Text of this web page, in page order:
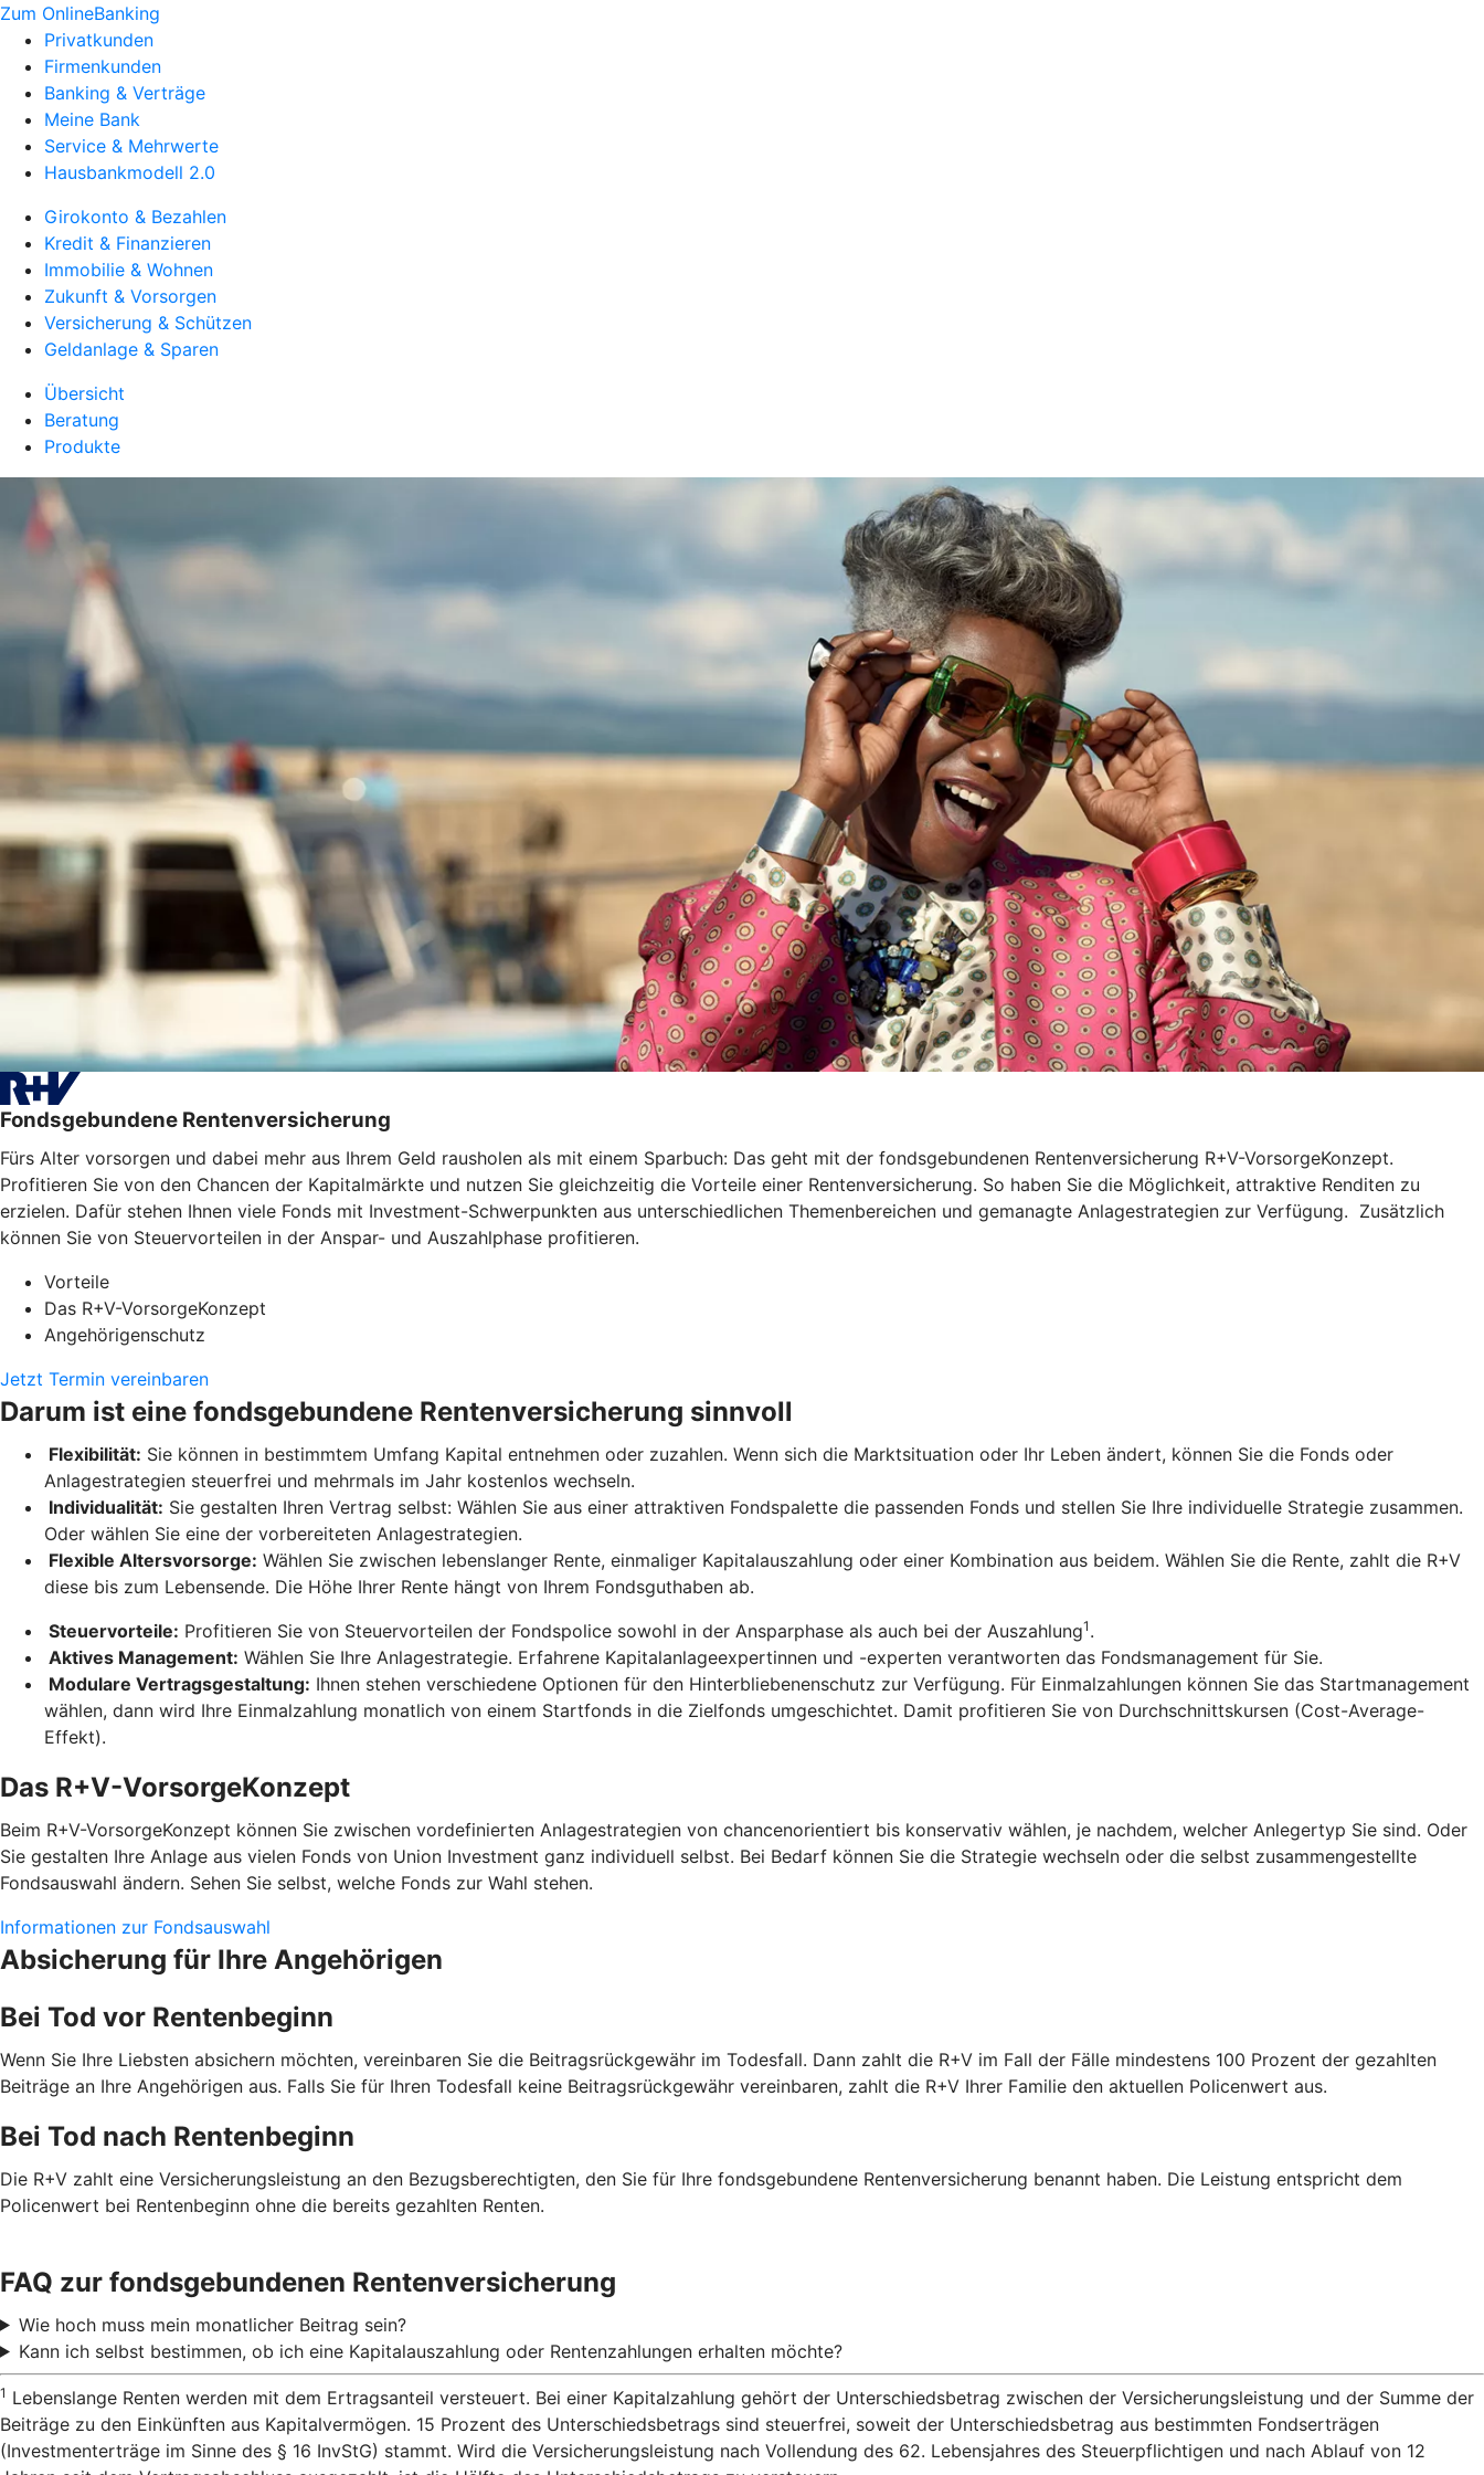
Zum OnlineBanking
Privatkunden
Firmenkunden
Banking & Verträge
Meine Bank
Service & Mehrwerte
Hausbankmodell 2.0
Girokonto & Bezahlen
Kredit & Finanzieren
Immobilie & Wohnen
Zukunft & Vorsorgen
Versicherung & Schützen
Geldanlage & Sparen
Übersicht
Beratung
Produkte
Fondsgebundene Rentenversicherung
Fürs Alter vorsorgen und dabei mehr aus Ihrem Geld rausholen als mit einem Sparbuch: Das geht mit der fondsgebundenen Rentenversicherung R+V-VorsorgeKonzept.
Profitieren Sie von den Chancen der Kapitalmärkte und nutzen Sie gleichzeitig die Vorteile einer Rentenversicherung. So haben Sie die Möglichkeit, attraktive Renditen zu
erzielen. Dafür stehen Ihnen viele Fonds mit Investment-Schwerpunkten aus unterschiedlichen Themenbereichen und gemanagte Anlagestrategien zur Verfügung. Zusätzlich
können Sie von Steuervorteilen in der Anspar- und Auszahlphase profitieren.
Vorteile
Das R+V-VorsorgeKonzept
Angehörigenschutz
Jetzt Termin vereinbaren
Darum ist eine fondsgebundene Rentenversicherung sinnvoll
Flexibilität: Sie können in bestimmtem Umfang Kapital entnehmen oder zuzahlen. Wenn sich die Marktsituation oder Ihr Leben ändert, können Sie die Fonds oder
Anlagestrategien steuerfrei und mehrmals im Jahr kostenlos wechseln.
Individualität: Sie gestalten Ihren Vertrag selbst: Wählen Sie aus einer attraktiven Fondspalette die passenden Fonds und stellen Sie Ihre individuelle Strategie zusammen.
Oder wählen Sie eine der vorbereiteten Anlagestrategien.
Flexible Altersvorsorge: Wählen Sie zwischen lebenslanger Rente, einmaliger Kapitalauszahlung oder einer Kombination aus beidem. Wählen Sie die Rente, zahlt die R+V
diese bis zum Lebensende. Die Höhe Ihrer Rente hängt von Ihrem Fondsguthaben ab.
Steuervorteile: Profitieren Sie von Steuervorteilen der Fondspolice sowohl in der Ansparphase als auch bei der Auszahlung1 .
Aktives Management: Wählen Sie Ihre Anlagestrategie. Erfahrene Kapitalanlageexpertinnen und -experten verantworten das Fondsmanagement für Sie.
Modulare Vertragsgestaltung: Ihnen stehen verschiedene Optionen für den Hinterbliebenenschutz zur Verfügung. Für Einmalzahlungen können Sie das Startmanagement
wählen, dann wird Ihre Einmalzahlung monatlich von einem Startfonds in die Zielfonds umgeschichtet. Damit profitieren Sie von Durchschnittskursen (Cost-Average-
Effekt).
Das R+V-VorsorgeKonzept
Beim R+V-VorsorgeKonzept können Sie zwischen vordefinierten Anlagestrategien von chancenorientiert bis konservativ wählen, je nachdem, welcher Anlegertyp Sie sind. Oder
Sie gestalten Ihre Anlage aus vielen Fonds von Union Investment ganz individuell selbst. Bei Bedarf können Sie die Strategie wechseln oder die selbst zusammengestellte
Fondsauswahl ändern. Sehen Sie selbst, welche Fonds zur Wahl stehen.
Informationen zur Fondsauswahl
Absicherung für Ihre Angehörigen
Bei Tod vor Rentenbeginn
Wenn Sie Ihre Liebsten absichern möchten, vereinbaren Sie die Beitragsrückgewähr im Todesfall. Dann zahlt die R+V im Fall der Fälle mindestens 100 Prozent der gezahlten
Beiträge an Ihre Angehörigen aus. Falls Sie für Ihren Todesfall keine Beitragsrückgewähr vereinbaren, zahlt die R+V Ihrer Familie den aktuellen Policenwert aus.
Bei Tod nach Rentenbeginn
Die R+V zahlt eine Versicherungsleistung an den Bezugsberechtigten, den Sie für Ihre fondsgebundene Rentenversicherung benannt haben. Die Leistung entspricht dem
Policenwert bei Rentenbeginn ohne die bereits gezahlten Renten.
FAQ zur fondsgebundenen Rentenversicherung
Wie hoch muss mein monatlicher Beitrag sein?
Kann ich selbst bestimmen, ob ich eine Kapitalauszahlung oder Rentenzahlungen erhalten möchte?
1 Lebenslange Renten werden mit dem Ertragsanteil versteuert. Bei einer Kapitalzahlung gehört der Unterschiedsbetrag zwischen der Versicherungsleistung und der Summe der
Beiträge zu den Einkünften aus Kapitalvermögen. 15 Prozent des Unterschiedsbetrags sind steuerfrei, soweit der Unterschiedsbetrag aus bestimmten Fondserträgen
(Investmenterträge im Sinne des § 16 InvStG) stammt. Wird die Versicherungsleistung nach Vollendung des 62. Lebensjahres des Steuerpflichtigen und nach Ablauf von 12